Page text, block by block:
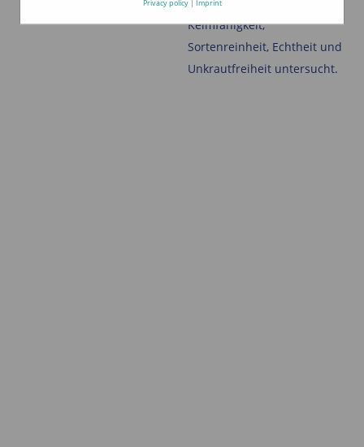
Keimfähigkeit,
Sortenreinheit, Echtheit und
Unkrautfreiheit untersucht.
Privacy policy| Imprint